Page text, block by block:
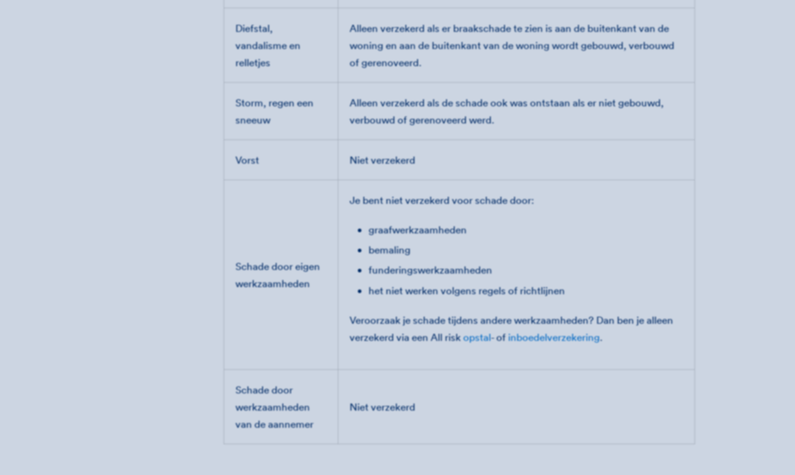
Diefstal,
vandalisme en
relletjes
Alleen verzekerd als er braakschade te zien is aan de buitenkant van de
woning en aan de buitenkant van de woning wordt gebouwd, verbouwd
of gerenoveerd.
Storm, regen een
sneeuw
Alleen verzekerd als de schade ook was ontstaan als er niet gebouwd,
verbouwd of gerenoveerd werd.
Vorst Niet verzekerd
Schade door eigen
werkzaamheden
Je bent niet verzekerd voor schade door:
graafwerkzaamheden
bemaling
funderingswerkzaamheden
het niet werken volgens regels of richtlijnen
Veroorzaak je schade tijdens andere werkzaamheden? Dan ben je alleen
verzekerd via een All riskopstal- ofinboedelverzekering.
Schade door
werkzaamheden
van de aannemer
Niet verzekerd